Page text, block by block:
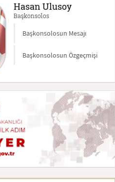
Hasan Ulusoy
Başkonsolos
Başkonsolosun Mesajı
Başkonsolosun Özgeçmişi